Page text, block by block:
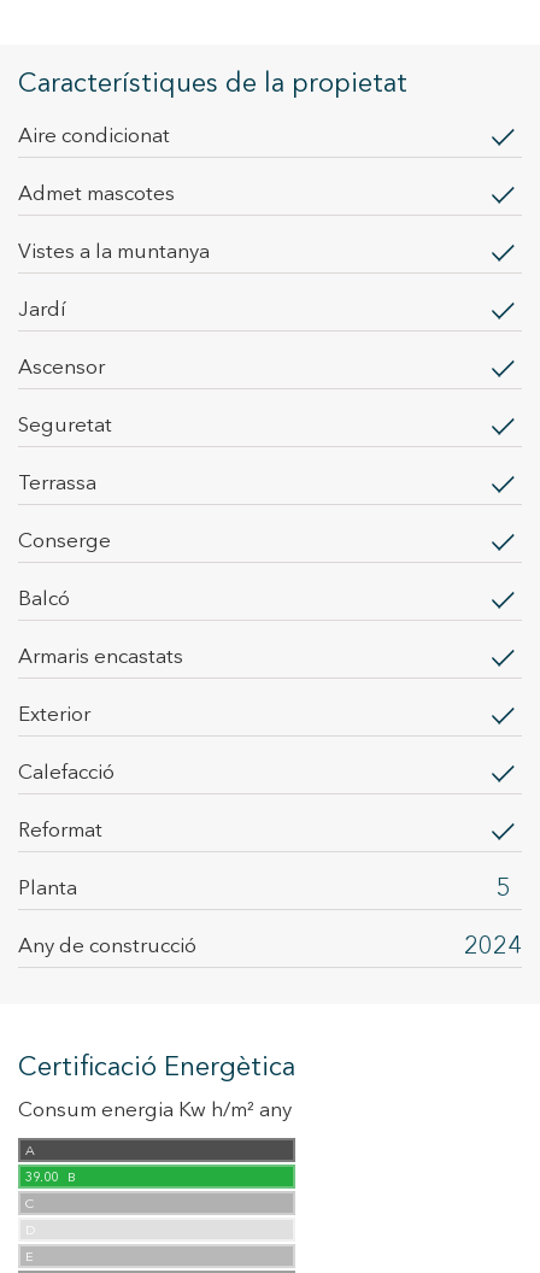
Característiques de la propietat
Aire condicionat
Admet mascotes
vistes a la muntanya
jardí
ascensor
seguretat
terrassa
conserge
balcó
armaris encastats
exterior
calefacció
Reformat
Planta 5
Any de construcció 2024
Certificació Energètica
Consum energia Kw h/m² any
A
39.00
B
C
D
E